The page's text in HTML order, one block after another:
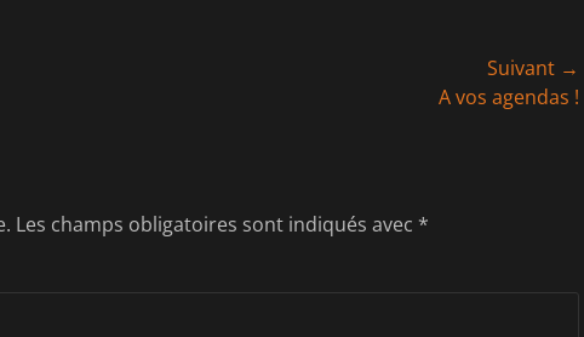
Suivant →
A vos agendas !
Les champs obligatoires sont indiqués avec *